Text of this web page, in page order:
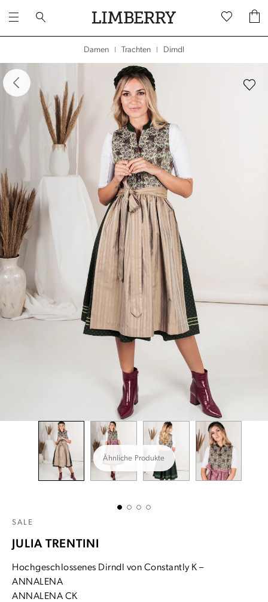
Damen Trachten Dirndl
überspringen
Ähnliche Produkte
SALE
JULIA TRENTINI
Hochgeschlossenes Dirndl von Constantly K –
ANNALENA
ANNALENA CK